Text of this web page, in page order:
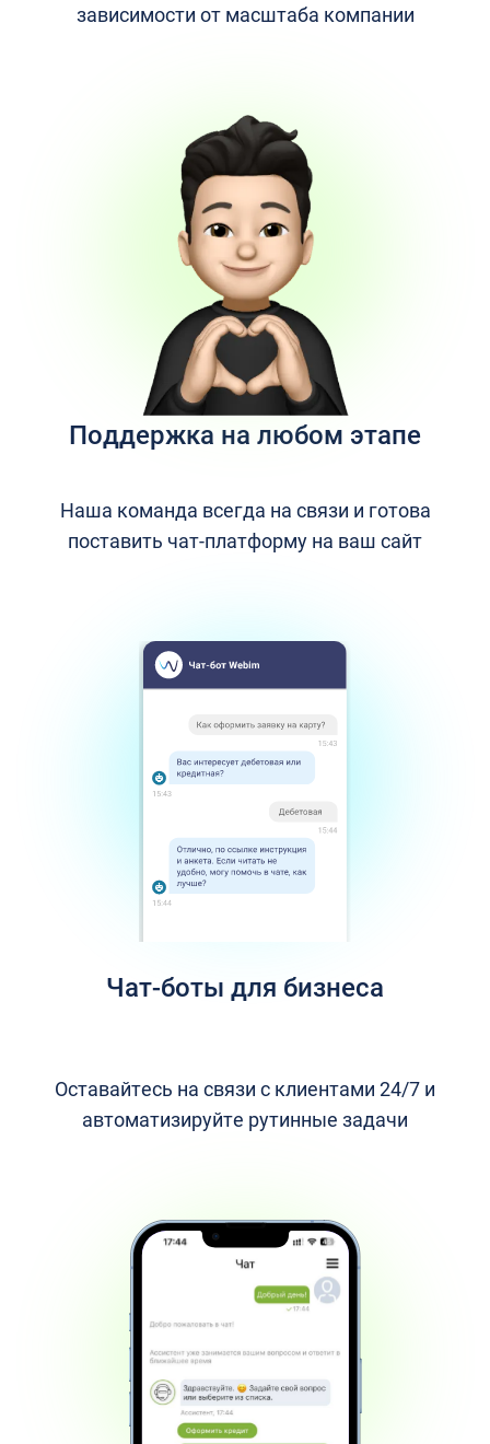
зависимости от масштаба компании
Поддержка на любом этапе
Наша команда всегда на связи и готова
поставить чат-платформу на ваш сайт
Чат-боты для бизнеса
Оставайтесь на связи с клиентами 24/7 и
автоматизируйте рутинные задачи